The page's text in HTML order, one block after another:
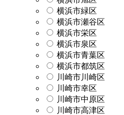
横浜市緑区
横浜市瀬谷区
横浜市栄区
横浜市泉区
横浜市青葉区
横浜市都筑区
川崎市川崎区
川崎市幸区
川崎市中原区
川崎市高津区